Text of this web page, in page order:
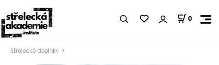
0
Střelecké doplňky